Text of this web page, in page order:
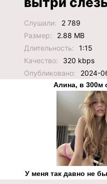
Слушали:
2 789
Размер:
2.88 MB
Длительность:
1:15
Качество:
320 kbps
Опубликовано:
2024-
Алина, в 300м
У меня так давно не